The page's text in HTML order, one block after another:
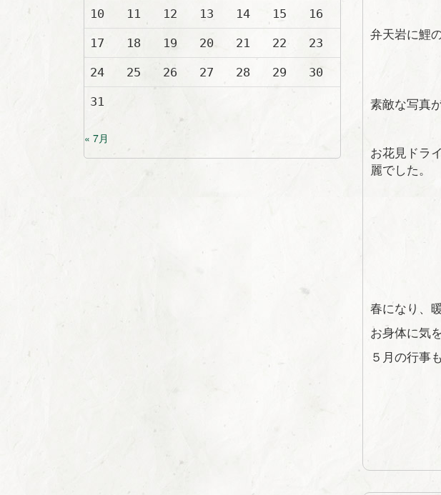
弁天岩に鯉
素敵な写真
お花見ドラ
麗でした。
春になり、
お身体に気
５月の行事
10 11 12 13 14 15 16
17 18 19 20 21 22 23
24 25 26 27 28 29 30
31
« 7月